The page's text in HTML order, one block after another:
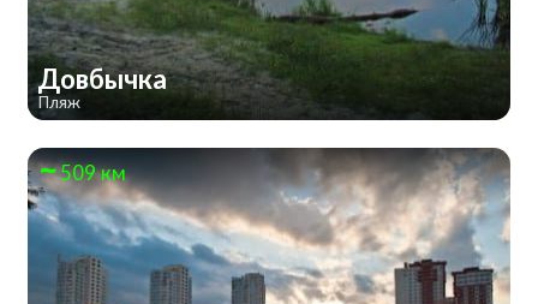
Довбычка
Пляж
509 км